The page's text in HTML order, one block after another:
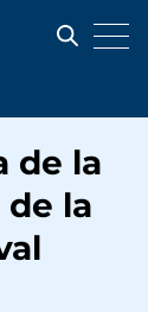
de la
la